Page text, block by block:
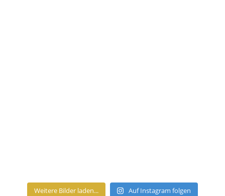
Weitere Bilder laden... Auf Instagram folgen